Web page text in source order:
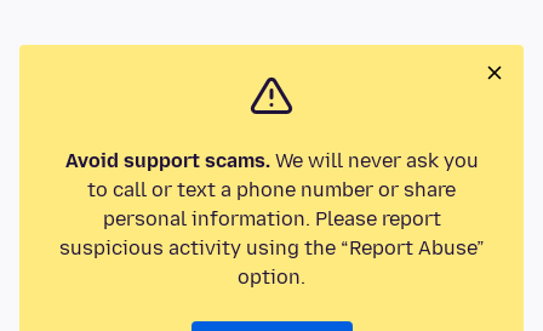
Avoid support scams.We will never ask you
to call or text a phone number or share
personal information. Please report
suspicious activity using the “Report Abuse”
option.